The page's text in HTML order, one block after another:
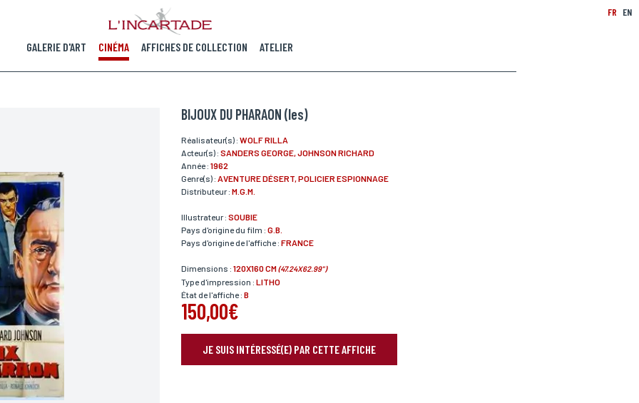
GALERIE D'ART CINÉMA AFFICHES DE COLLECTION ATELIER
FR EN
BIJOUX DU PHARAON (les)
Réalisateur(s) : WOLF RILLA
Acteur(s) : SANDERS GEORGE, JOHNSON RICHARD
Année : 1962
Genre(s) : AVENTURE DÉSERT, POLICIER ESPIONNAGE
Distributeur : M.G.M.
Illustrateur : SOUBIE
Pays d'origine du film : G.B.
Pays d'origine de l'affiche : FRANCE
Dimensions : 120X160 CM(47.24X62.99")
Type d'impression : LITHO
État de l'affiche : B
150,00€
JE SUIS INTÉRESSÉ(E) PAR CETTE AFFICHE